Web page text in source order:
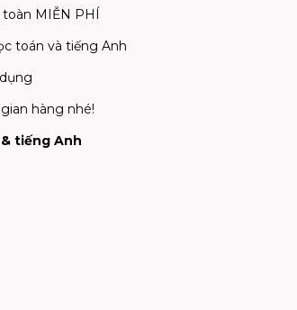
toàn MIỄN PHÍ
toán và tiếng Anh
hàng nhé!
tiếng Anh